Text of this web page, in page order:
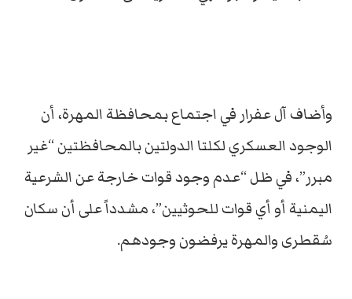
وأضاف آل عفرار في اجتماع بمحافظة المهرة، أن
الوجود العسكري لكلتا الدولتين بالمحافظتين “غير
مبرر”، في ظل “عدم وجود قوات خارجة عن الشرعية
اليمنية أو أي قوات للحوثيين”، مشدداً على أن سكان
سُقطرى والمهرة يرفضون وجودهم.